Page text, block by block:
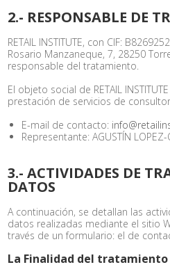
2.- RESPONSABLE DE
RETAIL INSTITUTE, con CIF:
Rosario Manzaneque, 7, 28250
responsable del tratamiento.
El objeto social de RETAIL
prestación de servicios de
E-mail de contacto:
Representante: AGUSTÍN LOPEZ-
3.- ACTIVIDADES DE
DATOS
A continuación, se detallan las
datos realizadas mediante el sitio
través de un formulario: el de
La Finalidad del tratamiento